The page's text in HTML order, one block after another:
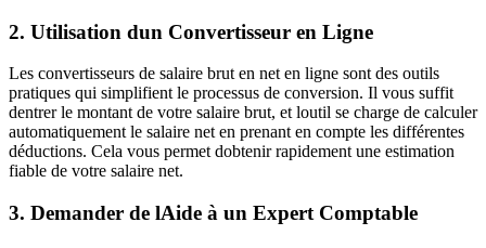
2. Utilisation dun Convertisseur en Ligne
Les convertisseurs de salaire brut en net en ligne sont des outils
pratiques qui simplifient le processus de conversion. Il vous suffit
dentrer le montant de votre salaire brut, et loutil se charge de calculer
automatiquement le salaire net en prenant en compte les différentes
déductions. Cela vous permet dobtenir rapidement une estimation
fiable de votre salaire net.
3. Demander de lAide à un Expert Comptable